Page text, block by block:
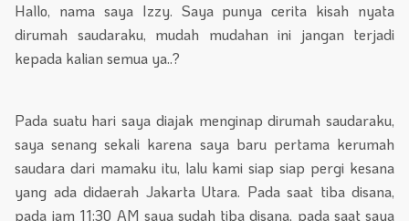
Hallo, nama saya Izzy. Saya punya cerita kisah nyata
dirumah saudaraku, mudah mudahan ini jangan terjadi
kepada kalian semua ya..?
Pada suatu hari saya diajak menginap dirumah saudaraku,
saya senang sekali karena saya baru pertama kerumah
saudara dari mamaku itu, lalu kami siap siap pergi kesana
yang ada didaerah Jakarta Utara. Pada saat tiba disana,
pada jam 11:30 AM saya sudah tiba disana, pada saat saya